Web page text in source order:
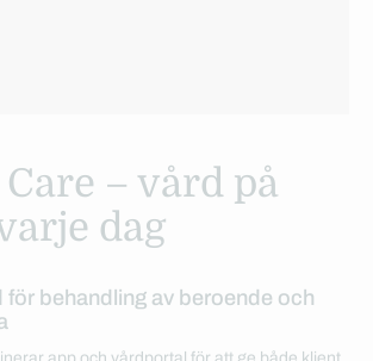
– vård på
dag
för behandling av beroende och